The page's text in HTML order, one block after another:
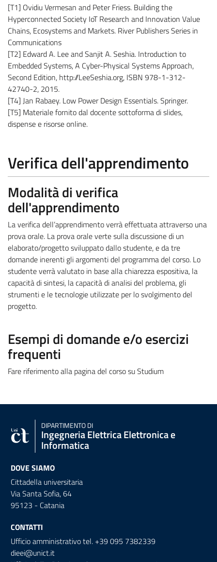
[T1] Ovidiu Vermesan and Peter Friess. Building the
Hyperconnected Society IoT Research and Innovation Value
Chains, Ecosystems and Markets. River Publishers Series in
Communications
[T2] Edward A. Lee and Sanjit A. Seshia. Introduction to
Embedded Systems, A Cyber-Physical Systems Approach,
Second Edition, http://LeeSeshia.org, ISBN 978-1-312-
42740-2, 2015.
[T4] Jan Rabaey. Low Power Design Essentials. Springer.
[T5] Materiale fornito dal docente sottoforma di slides,
dispense e risorse online.
Verifica dell'apprendimento
Modalità di verifica
dell'apprendimento
La verifica dell’apprendimento verrà effettuata attraverso una
prova orale. La prova orale verte sulla discussione di un
elaborato/progetto sviluppato dallo studente, e da tre
domande inerenti gli argomenti del programma del corso. Lo
studente verrà valutato in base alla chiarezza espositiva, la
capacità di sintesi, la capacità di analisi del problema, gli
strumenti e le tecnologie utilizzate per lo svolgimento del
progetto.
Esempi di domande e/o esercizi
frequenti
Fare riferimento alla pagina del corso su Studium
DIPARTIMENTO DI
Ingegneria Elettrica Elettronica e
Informatica
DOVE SIAMO
Cittadella universitaria
Via Santa Sofia, 64
95123 - Catania
CONTATTI
Ufficio amministrativo tel. +39 095 7382339
dieei@unict.it